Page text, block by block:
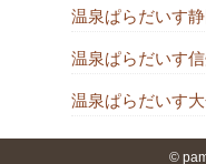
温泉ぱらだいす
温泉ぱらだいす信
温泉ぱらだいす
©